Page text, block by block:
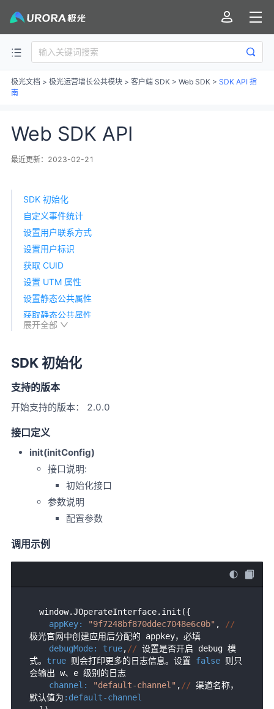
极光文档 > 极光运营增长公共模块 > 客户端 SDK > Web SDK > SDK API 指
南
Web SDK API
最近更新：2023-02-21
SDK 初始化
自定义事件统计
设置用户联系方式
设置用户标识
获取 CUID
设置 UTM 属性
设置静态公共属性
获取静态公共属性
删除所有的静态公共属性
设置预置属性的地址位置信息
设置用户属性
设置仅首次生效的用户属性
设置累加方式的用户属性
设置追加方式的用户属性
删除用户属性
统计事件时长
开始事件计时
结束事件计时
恢复事件计时
删除事件计时
Demo 接口部分
获取用户数据
用户标识 UserID 说明
事件统计 Event 类
触达渠道 UserChannel 类
展开全部
SDK 初始化
支持的版本
开始支持的版本： 2.0.0
接口定义
init(initConfig)
接口说明:
初始化接口
参数说明
配置参数
调用示例
appKey:
"9f7248bf870ddec7048e6c0b" ,
//
极光官网中创建应用后分配的 appkey，必填
debugMode:
true, // 设置是否开启 debug 模
式。 true 则会打印更多的日志信息。设置 false 则只
会输出 w、e 级别的日志
channel:
"default-channel" , // 渠道名称，
默认值为 :default-channel